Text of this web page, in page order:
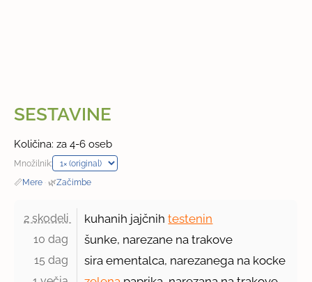
SESTAVINE
Količina: za 4-6 oseb
Množilnik:
📏Mere · 🌿Začimbe
2 skodeli kuhanih jajčnihtestenin
10 dag šunke, narezane na trakove
15 dag sira ementalca, narezanega na kocke